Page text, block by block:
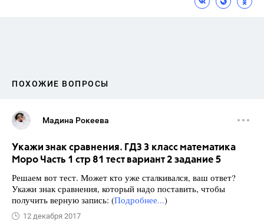
ПОХОЖИЕ ВОПРОСЫ
Мадина Рокеева
Укажи знак сравнения. ГДЗ 3 класс математика
Моро Часть 1 стр 81 тест вариант 2 задание 5
Решаем вот тест. Может кто уже сталкивался, ваш ответ?
Укажи знак сравнения, который надо поставить, чтобы
получить верную запись: (Подробнее...)
12 декабря 2017